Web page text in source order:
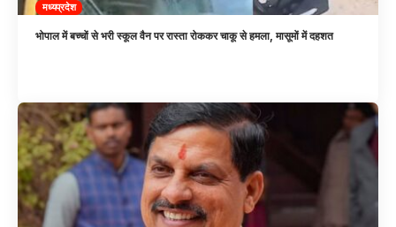
मध्यप्रदेश
भोपाल में बच्चों से भरी स्कूल वैन पर रास्ता रोककर चाकू से हमला, मासूमों में दहशत